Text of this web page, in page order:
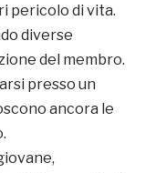
pericolo di vita.
diverse
del membro.
presso un
ancora le